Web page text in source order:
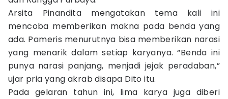
Arsita Pinandita mengatakan tema kali ini
mencoba memberikan makna pada benda yang
ada. Pameris menurutnya bisa memberikan narasi
yang menarik dalam setiap karyanya. “Benda ini
punya narasi panjang, menjadi jejak peradaban,”
ujar pria yang akrab disapa Dito itu.
Pada gelaran tahun ini, lima karya juga diberi